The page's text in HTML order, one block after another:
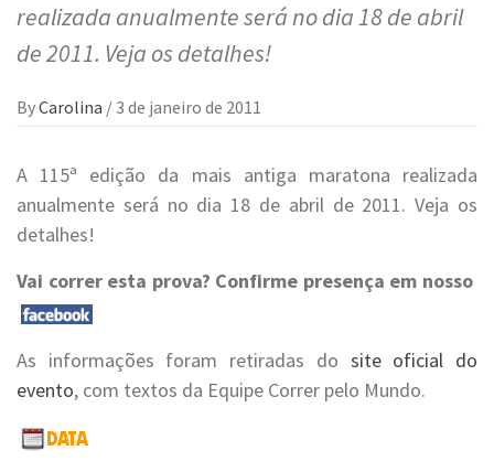
realizada anualmente será no dia 18 de abril
de 2011. Veja os detalhes!
ByCarolina / 3 de janeiro de 2011
A 115ª edição da mais antiga maratona realizada
anualmente será no dia 18 de abril de 2011. Veja os
detalhes!
Vai correr esta prova? Confirme presença em nosso
As informações foram retiradas do site oficial do
evento, com textos da Equipe Correr pelo Mundo.